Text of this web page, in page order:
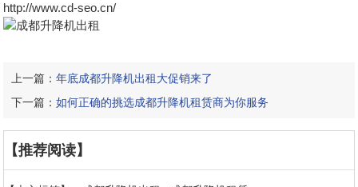
http://www.cd-seo.cn/
上一篇：年底成都升降机出租大促销来了
下一篇：如何正确的挑选成都升降机租赁商为你服务
【推荐阅读】